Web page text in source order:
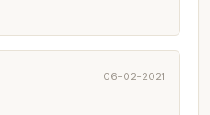
06-02-2021